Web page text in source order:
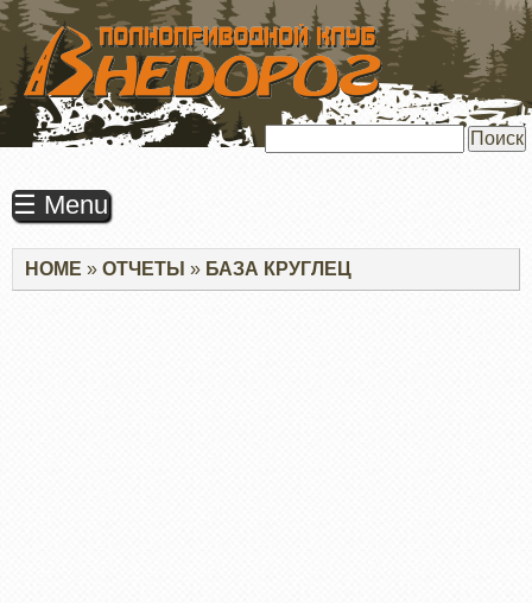
ПЕРЕЙТИ
ОСНОВНОМУ
СОДЕРЖАНИЮ
☰ Menu
Строка
навигации
HOME ОТЧЕТЫ БАЗА КРУГЛЕЦ